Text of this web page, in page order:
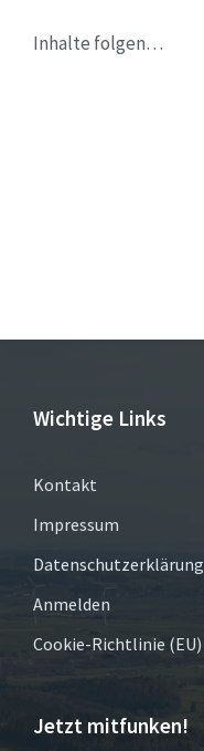
Inhalte folgen…
Wichtige Links
Kontakt
Impressum
Datenschutzerklärung
Anmelden
Cookie-Richtlinie (EU)
Jetzt mitfunken!